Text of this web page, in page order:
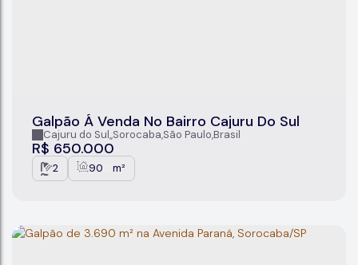
Galpão Á Venda No Bairro Cajuru Do Sul
R$ 650.000
Cajuru do Sul,Sorocaba,São Paulo,Brasil
2 90 m²